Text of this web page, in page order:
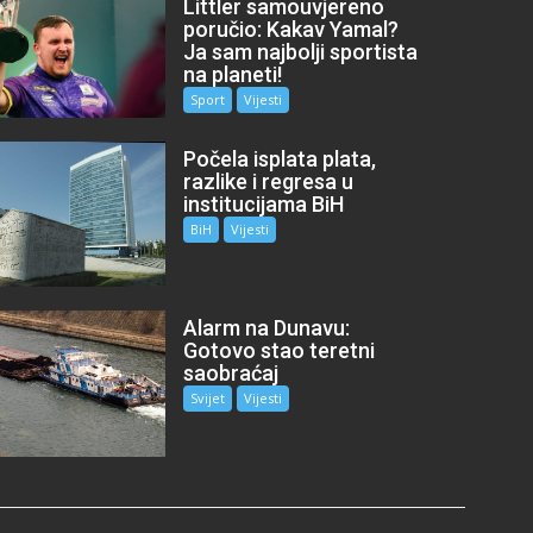
Littler samouvjereno
poručio: Kakav Yamal?
Ja sam najbolji sportista
na planeti!
Sport Vijesti
Počela isplata plata,
razlike i regresa u
institucijama BiH
BiH Vijesti
Alarm na Dunavu:
Gotovo stao teretni
saobraćaj
Svijet Vijesti